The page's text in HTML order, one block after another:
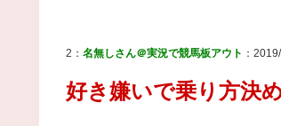
2： 名無しさん＠実況で競馬板アウト ：
好き嫌いで乗り方決